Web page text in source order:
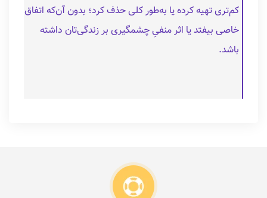
کم‌تری تهیه کرده یا به‌طور کلی حذف کرد؛ بدون آن‌که اتفاق
خاصی بیفتد یا اثر منفیِ چشمگیری بر زندگی‌تان داشته
باشد.